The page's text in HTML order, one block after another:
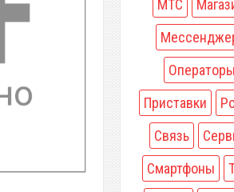
МТС
Операторы
Приставки
Связь
Смартфоны